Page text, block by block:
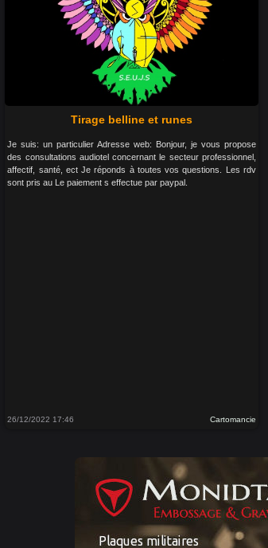
Tirage belline et runes
Je suis: un particulier Adresse web: Bonjour, je vous propose
des consultations audiotel concernant le secteur professionnel,
affectif, santé, ect Je réponds à toutes vos questions. Les rdv
sont pris au Le paiement s effectue par paypal.
26/12/2022 17:46 Cartomancie